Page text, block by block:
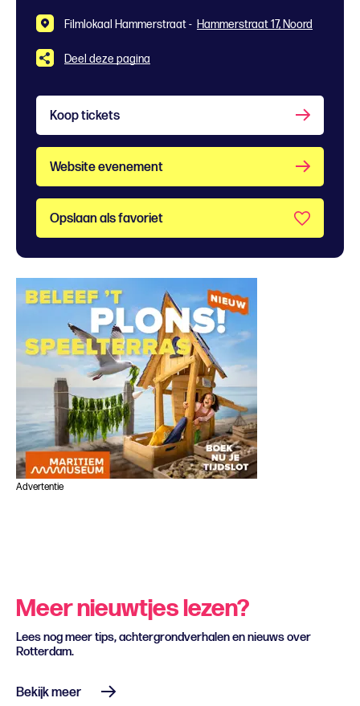
Filmlokaal Hammerstraat - Hammerstraat 17, Noord
Deel deze pagina
Koop tickets
Website evenement
Opslaan als favoriet
Advertentie
Meer nieuwtjes lezen?
Lees nog meer tips, achtergrondverhalen en nieuws over
Rotterdam.
Bekijk meer